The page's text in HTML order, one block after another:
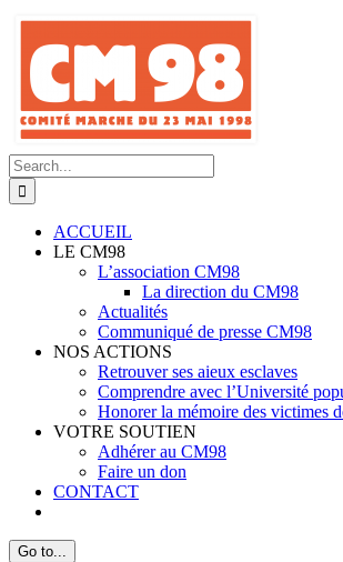
Skip
content
Search
for:
ACCUEIL
LE CM98
L’association CM98
La direction du CM98
Actualités
Communiqué de presse CM98
NOS ACTIONS
Retrouver ses aieux esclaves
Comprendre avec l’Université
Honorer la mémoire des victimes
VOTRE SOUTIEN
Adhérer au CM98
Faire un don
CONTACT
Go to...